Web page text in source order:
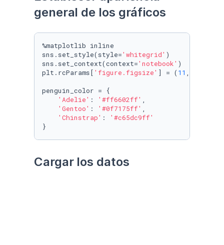
general de los gráficos
%matplotlib inline
sns.set_style(style='whitegrid' )
sns.set_context(context='notebook' )
plt.rcParams[ 'figure.figsize' ] = ( 11 ,
penguin_color = {
'Adelie' : '#ff6602ff' ,
'Gentoo' : '#0f7175ff' ,
'Chinstrap' :
'#c65dc9ff'
}
Cargar los datos